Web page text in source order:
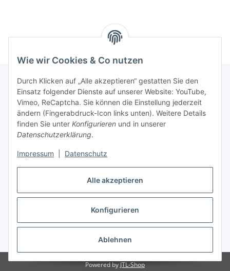
Alle akzeptieren
Konfigurieren
Ablehnen
Wie wir Cookies & Co nutzen
Durch Klicken auf „Alle akzeptieren“ gestatten Sie den
Einsatz folgender Dienste auf unserer Website: YouTube,
Vimeo, ReCaptcha. Sie können die Einstellung jederzeit
ändern (Fingerabdruck-Icon links unten). Weitere Details
finden Sie unter Konfigurieren und in unserer
Datenschutzerklärung.
Impressum Datenschutz
Informationen
Gesetzliche Informationen
* Alle Preise inkl. gesetzlicher USt., zzgl.Versand
Powered byJTL-Shop